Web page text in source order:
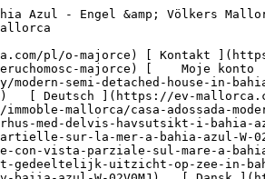
pl/nieruchomosci-majorce?contract_type=0&type%5B0%5D=5) [ Działki ](https://ev-mallorca.com/pl/nieruchomosci-majorce?contract_type=0&type%5B0%5D=3) [ Nowe budownictwo ](https://ev-mallorca.com/pl/nieruchomosci-majorce?contract_type=0&type%5B0%5D=development) 

   Wynajem     [ Wszystkie nieruchomości ](https://ev-mallorca.com/pl/nieruchomosci-majorce?contract_type=1) [ Dom ](https://ev-mallorca.com/pl/nieruchomosci-majorce?contract_type=1&type%5B0%5D=0) [ Domek na wsi "finca" ](https://ev-mallorca.com/pl/nieruchomosci-majorce?contract_type=1&type%5B0%5D=1) [ Mieszkanie ](https://ev-mallorca.com/pl/nieruchomosci-majorce?contract_type=1&type%5B0%5D=2) [ Apartament-Penthouse ](https://ev-mallorca.com/pl/nieruchomosci-majorce?contract_type=1&type%5B0%5D=5) 

   Wynajem wakacyjny     [ Wszystkie nieruchomości ](https://ev-mallorca.com/pl/wynajmy-wakacyjne) [ Dom ](https://ev-mallorca.com/pl/wynajmy-wakacyjne?type%5B0%5D=0) [ Domek na wsi "finca" ](https://ev-mallorca.com/pl/wynajmy-wakacyjne?type%5B0%5D=1) [ Mieszkanie ](https://ev-mallorca.com/pl/wynajmy-wakacyjne?type%5B0%5D=2) [ Apartament-Penthouse ](https://ev-mallorca.com/pl/wynajmy-wakacyjne?type%5B0%5D=5) 

   Komercyjne     [ Wszystkie nieruchomości ](https://ev-mallorca.com/pl/nieruchomosci-komercyjne) [ Leśnictwo ](https://ev-mallorca.com/pl/nieruchomosci-komercyjne?type%5B0%5D=6) [ Hotel ](https://ev-mallorca.com/pl/nieruchomosci-komercyjne?type%5B0%5D=7) [ Branża przemysłowa ](https://ev-mallorca.com/pl/nieruchomosci-komercyjne?type%5B0%5D=8) [ Inwestycja ](https://ev-mallorca.com/pl/nieruchomosci-komercyjne?type%5B0%5D=9) [ Gastronomia ](https://ev-mallorca.com/pl/nieruchomosci-komercyjne?type%5B0%5D=10) [ Grunt ](https://ev-mallorca.com/pl/nieruchomosci-komercyjne?type%5B0%5D=11) [ Biuro ](https://ev-mallorca.com/pl/nieruchomosci-komercyjne?type%5B0%5D=12) [ Inne ](https://ev-mallorca.com/pl/nieruchomosci-komercyjne?type%5B0%5D=13) [ Sklep ](https://ev-mallorca.com/pl/nieruchomosci-komercyjne?type%5B0%5D=14) 

 [ Projekty deweloperskie ](https://ev-mallorca.com/pl/majorce-nowe-projekty-